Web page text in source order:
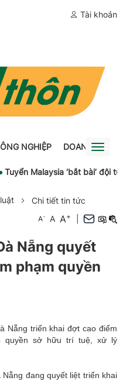
Tài khoản
NGHIỆP DOANH Toggle
Malaysia ‘bắt bài’ đội tuyển
Chi tiết tin tức
A- A A+
Nẵng quyết
phạm quyền
Nẵng triển khai đợt cao điểm
quyền sở hữu trí tuệ, xử lý
đang quyết liệt triển khai